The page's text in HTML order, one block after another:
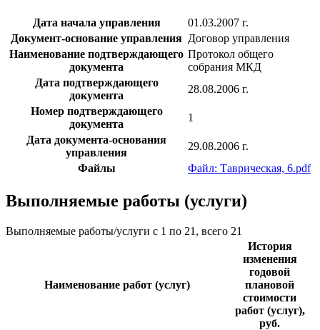
Дата начала управления
01.03.2007 г.
Документ-основание управления Договор управления
Наименование подтверждающего
документа
Протокол общего
собрания МКД
Дата подтверждающего
документа
28.08.2006 г.
Номер подтверждающего
документа
1
Дата документа-основания
управления
29.08.2006 г.
Файлы
Файл: Таврическая, 6.pdf
Выполняемые работы (услуги)
Выполняемые работы/услуги с 1 по 21, всего 21
Наименование работ (услуг)
История
изменения
годовой
плановой
стоимости
работ (услуг),
руб.